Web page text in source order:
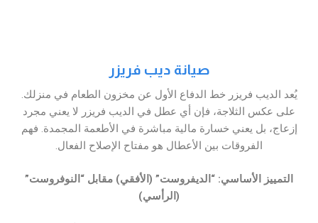
صيانة ديب فريزر
يُعد الديب فريزر خط الدفاع الأول عن مخزون الطعام في منزلك.
على عكس الثلاجة، فإن أي عطل في الديب فريزر لا يعني مجرد
إزعاج، بل يعني خسارة مالية مباشرة في الأطعمة المجمدة. فهم
الفروقات بين الأعطال هو مفتاح الإصلاح الفعال.
التمييز الأساسي: “الديفروست” (الأفقي) مقابل “النوفروست”
(الرأسي)